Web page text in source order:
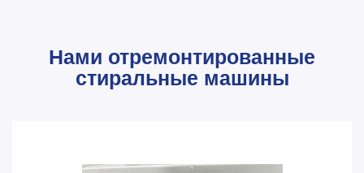
Нами отремонтированные
стиральные машины